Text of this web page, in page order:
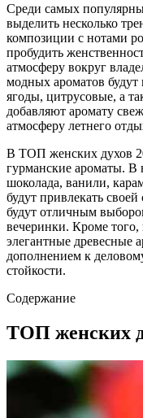
Среди самых
выделить несколько
композиции с нотами
пробудить
атмосферу вокруг
модных ароматов будут
ягоды, цитрусовые, а
добавляют аромату
атмосферу летнего
В ТОП женских духов
гурманские ароматы.
шоколада, ванили,
будут привлекать
будут отличным
вечеринки. Кроме
элегантные древесные
дополнением к
стойкости.
Содержание
ТОП женских